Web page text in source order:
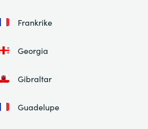
Frankrike
Georgia
Gibraltar
Guadelupe